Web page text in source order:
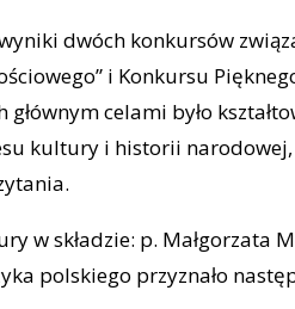
dwóch konkursów
i Konkursu
głównym celami było
kultury i historii
w składzie: p.
polskiego przyznało